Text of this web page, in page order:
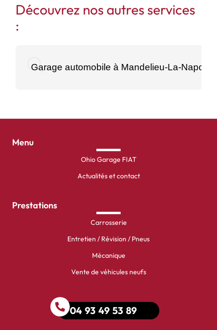
Découvrez nos autres services
:
Garage automobile à Mandelieu-La-Napoule
Menu
Ohio Garage FIAT
Actualités et contact
Prestations
Carrosserie
Entretien / Révision / Pneus
Mécanique
Vente de véhicules neufs
04 93 49 53 89